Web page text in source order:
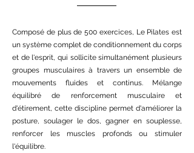
Composé de plus de 500 exercices, Le Pilates est
un système complet de conditionnement du corps
et de l'esprit, qui sollicite simultanément plusieurs
groupes musculaires à travers un ensemble de
mouvements fluides et continus. Mélange
équilibré de renforcement musculaire et
d'étirement, cette discipline permet d'améliorer la
posture, soulager le dos, gagner en souplesse,
renforcer les muscles profonds ou stimuler
l'équilibre.